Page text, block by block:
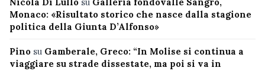
Monaco: «Risultato storico che nasce dalla stagione
politica della Giunta D’Alfonso»
Pino su Gamberale, Greco: “In Molise si continua a
viaggiare su strade dissestate, ma poi si va in